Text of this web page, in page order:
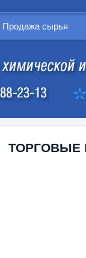
Продажа сырья
ТОРГОВЫЕ